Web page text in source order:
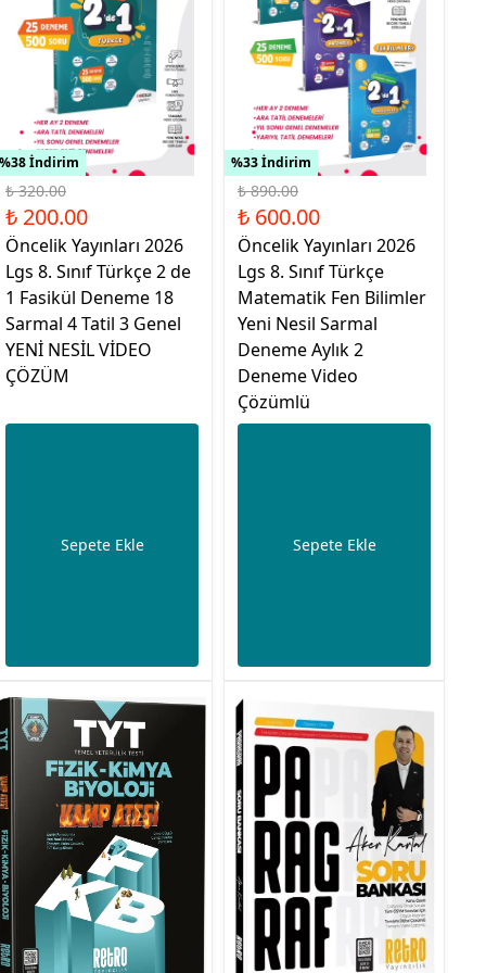
%38 İndirim
₺ 320.00
₺ 200.00
Öncelik Yayınları 2026
Lgs 8. Sınıf Türkçe 2 de
1 Fasikül Deneme 18
Sarmal 4 Tatil 3 Genel
YENİ NESİL VİDEO
ÇÖZÜM
Sepete Ekle
%33 İndirim
₺ 890.00
₺ 600.00
Öncelik Yayınları 2026
Lgs 8. Sınıf Türkçe
Matematik Fen Bilimler
Yeni Nesil Sarmal
Deneme Aylık 2
Deneme Video
Çözümlü
Sepete Ekle